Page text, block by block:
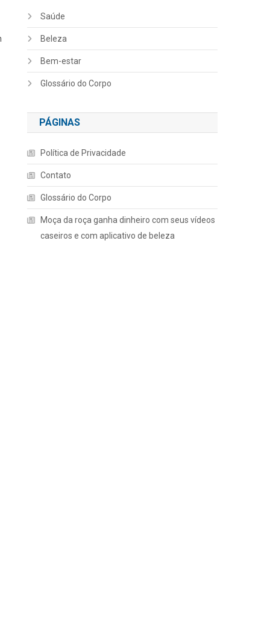
Saúde
Beleza
Bem-estar
Glossário do Corpo
PÁGINAS
Política de Privacidade
Contato
Glossário do Corpo
Moça da roça ganha dinheiro com seus vídeos
caseiros e com aplicativo de beleza